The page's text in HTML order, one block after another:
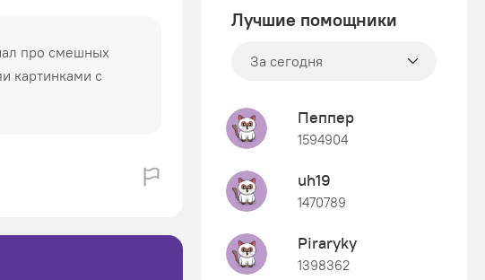
про смешных
картинками с
Лучшие помощники
За сегодня
Пеппер
1594904
uh19
1470789
Piraryky
1398362